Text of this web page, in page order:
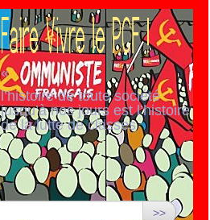
«
l’histoire de toute société
jusqu’à nos jours est l’histoire
de la lutte de classes
>>